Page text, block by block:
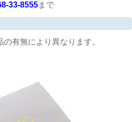
33-8555まで
有無により異なります。